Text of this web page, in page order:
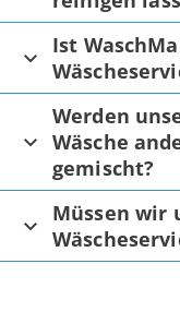
Ist
Werden
Wäsche
gemischt?
Müssen wir